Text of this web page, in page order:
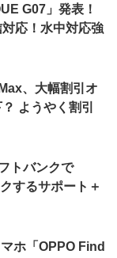
G07」発表！
応！水中対応強
、大幅割引オ
ようやく割引
トバンクで
するサポート＋
ホ「OPPO Find